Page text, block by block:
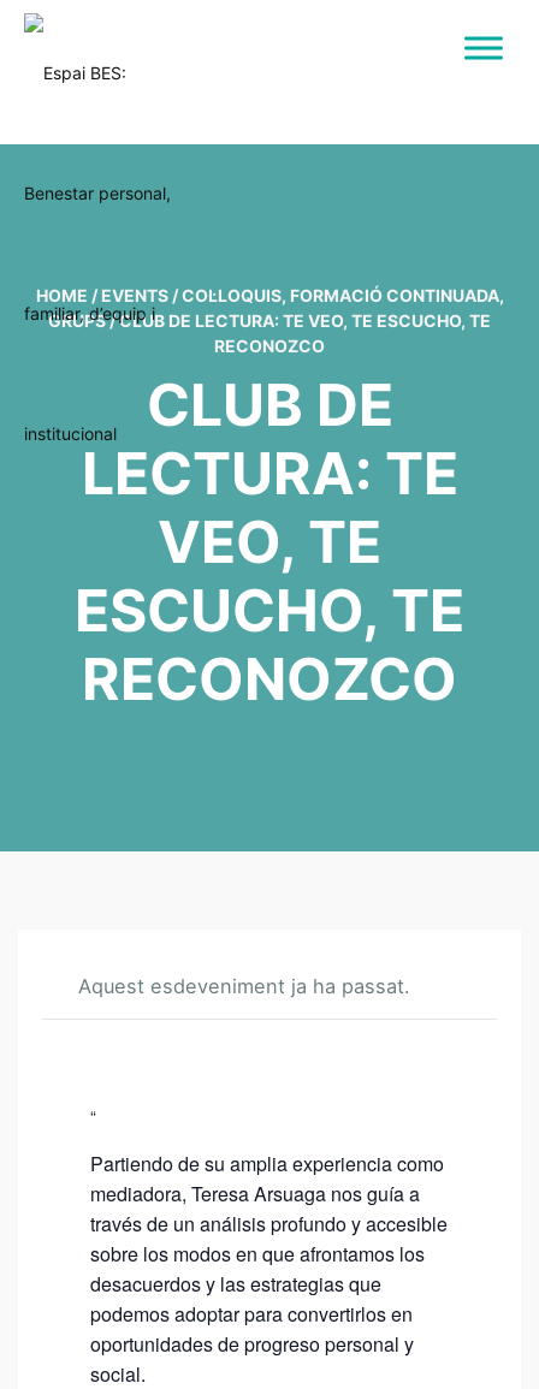
HOME / EVENTS / COL·LOQUIS, FORMACIÓ CONTINUADA,
GRUPS/CLUB DE LECTURA: TE VEO, TE ESCUCHO, TE
RECONOZCO
CLUB DE
LECTURA: TE
VEO, TE
ESCUCHO, TE
RECONOZCO
Aquest esdeveniment ja ha passat.
Partiendo de su amplia experiencia como
mediadora, Teresa Arsuaga nos guía a
través de un análisis profundo y accesible
sobre los modos en que afrontamos los
desacuerdos y las estrategias que
podemos adoptar para convertirlos en
oportunidades de progreso personal y
social.